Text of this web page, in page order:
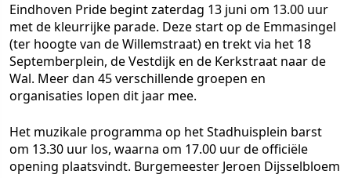
Eindhoven Pride begint zaterdag 13 juni om 13.00 uur
met de kleurrijke parade. Deze start op de Emmasingel
(ter hoogte van de Willemstraat) en trekt via het 18
Septemberplein, de Vestdijk en de Kerkstraat naar de
Wal. Meer dan 45 verschillende groepen en
organisaties lopen dit jaar mee.
Het muzikale programma op het Stadhuisplein barst
om 13.30 uur los, waarna om 17.00 uur de officiële
opening plaatsvindt. Burgemeester Jeroen Dijsselbloem